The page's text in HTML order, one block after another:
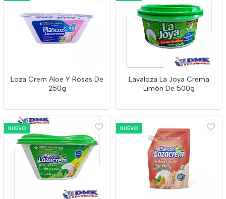
Loza Crem Aloe Y Rosas De
250g
Lavaloza La Joya Crema
Limón De 500g
NUEVO NUEVO